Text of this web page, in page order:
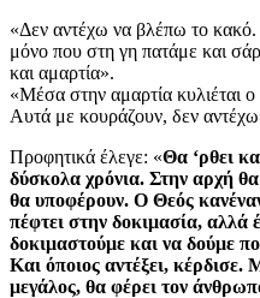
«Δεν αντέχω να βλέπω το
μόνο που στη γη πατάμε και
και αμαρτία».
«Μέσα στην αμαρτία κυλιέται ο
Αυτά με κουράζουν, δεν
Προφητικά έλεγε: «Θα ‘ρθει
δύσκολα χρόνια. Στην αρχή
θα υποφέρουν. Ο Θεός
πέφτει στην δοκιμασία, αλλά
δοκιμαστούμε και να δούμε
Και όποιος αντέξει,
μεγάλος, θα φέρει τον